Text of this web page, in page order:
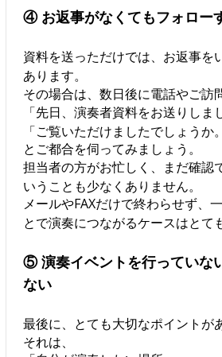
④ お返事がなくてもフォロー
資料を送っただけでは、お返事を
あります。
その場合は、数日後に電話やご訪
「先日、演奏者資料をお送りしま
「ご覧いただけましたでしょうか
とご都合を伺ってみましょう。
担当者の方がお忙しく、まだ確認
いうことも少なくありません。
メールやFAXだけで終わらせず、
とで演奏につながるケースはとて
⑤ 演奏イベントを行っていな
ない
最後に、とても大切なポイントが
それは、